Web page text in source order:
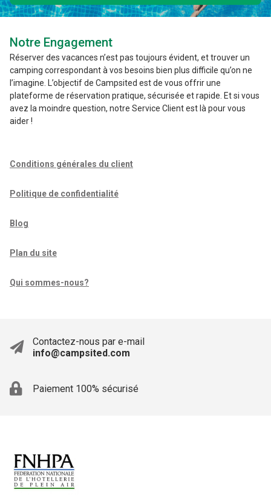
Notre Engagement
Réserver des vacances n’est pas toujours évident, et trouver un
camping correspondant à vos besoins bien plus difficile qu’on ne
l’imagine. L’objectif de Campsited est de vous offrir une
plateforme de réservation pratique, sécurisée et rapide. Et si vous
avez la moindre question, notre Service Client est là pour vous
aider !
Conditions générales du client
Politique de confidentialité
Blog
Plan du site
Qui sommes-nous?
Contactez-nous par e-mail
info@campsited.com
Paiement 100% sécurisé